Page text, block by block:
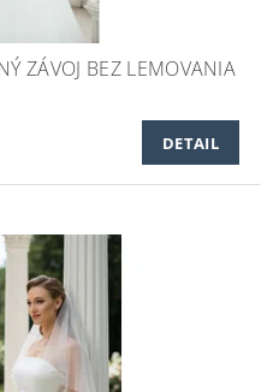
ZÁVOJ BEZ LEMOVANIA
DETAIL